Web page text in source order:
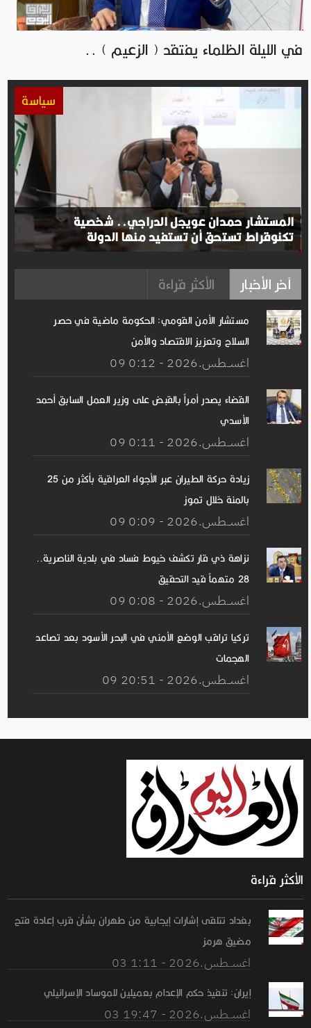
في الليلة الظلماء يفتقد ( الزعيم ) ..
سياسة
المستشار حمدان عويجل الدراجي.. شخصية
تكنوقراط تستحق أن تستفيد منها الدولة
آخر الأخبار الأكثر قراءة
مستشار الأمن القومي: الحكومة ماضية في حصر
السلاح وتعزيز الاقتصاد والأمن
09 اغســطس.2026 - 0:12
القضاء يصدر أمراً بالقبض على وزير العمل السابق أحمد
الأسدي
09 اغســطس.2026 - 0:11
زيادة حركة الطيران عبر الأجواء العراقية بأكثر من 25
بالمئة خلال تموز
09 اغســطس.2026 - 0:09
نزاهة ذي قار تكشف خيوط فساد في بلدية الناصرية..
28 متهماً قيد التحقيق
09 اغســطس.2026 - 0:08
تركيا تراقب الوضع الأمني ​​في البحر الأسود بعد تصاعد
الهجمات
09 اغســطس.2026 - 20:51
الأكثر قراءة
بغداد تتلقى إشارات إيجابية من طهران بشأن قرب إعادة فتح
مضيق هرمز
03 اغســطس.2026 - 1:11
إيران: تنفيذ حكم الإعدام بعميلين للموساد الإسرائيلي
03 اغســطس.2026 - 19:47